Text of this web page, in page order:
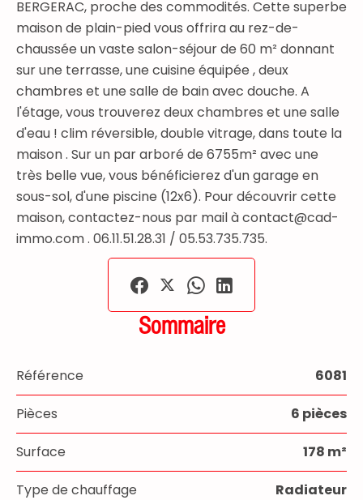
BERGERAC, proche des commodités. Cette superbe
maison de plain-pied vous offrira au rez-de-
chaussée un vaste salon-séjour de 60 m² donnant
sur une terrasse, une cuisine équipée , deux
chambres et une salle de bain avec douche. A
l'étage, vous trouverez deux chambres et une salle
d'eau ! clim réversible, double vitrage, dans toute la
maison . Sur un par arboré de 6755m² avec une
très belle vue, vous bénéficierez d'un garage en
sous-sol, d'une piscine (12x6). Pour découvrir cette
maison, contactez-nous par mail à contact@cad-
immo.com . 06.11.51.28.31 / 05.53.735.735.
Sommaire
Référence 6081
Pièces 6 pièces
Surface 178 m²
Type de chauffage Radiateur